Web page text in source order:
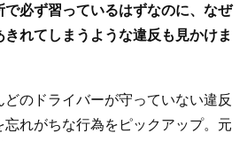
で必ず習っているはずなのに、なぜ
れてしまうような違反も見かけま
のドライバーが守っていない違反
れがちな行為をピックアップ。元